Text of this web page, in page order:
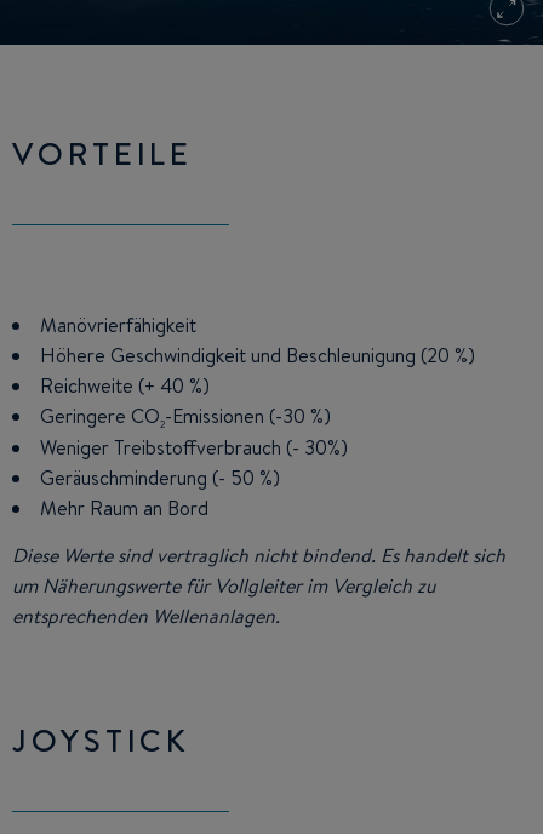
VORTEILE
Manövrierfähigkeit
Höhere Geschwindigkeit und Beschleunigung (20 %)
Reichweite (+ 40 %)
Geringere CO2-Emissionen (-30 %)
Weniger Treibstoffverbrauch (- 30%)
Geräuschminderung (- 50 %)
Mehr Raum an Bord
Diese Werte sind vertraglich nicht bindend. Es handelt sich
um Näherungswerte für Vollgleiter im Vergleich zu
entsprechenden Wellenanlagen.
JOYSTICK